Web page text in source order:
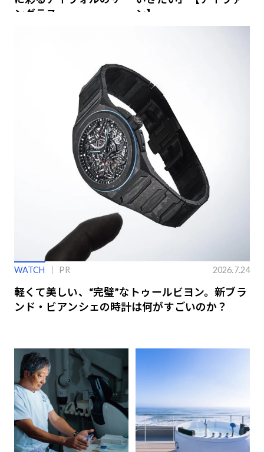
ングラス
ン】
WATCH PR 2026.7.24
軽くて美しい、“完璧”なトゥールビヨン。新ブラ
ンド・ビアンシェの時計は何がすごいのか？